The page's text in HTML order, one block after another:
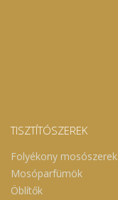
TISZTÍTÓSZEREK
Folyékony mosószerek
Mosóparfümök
Öblítők